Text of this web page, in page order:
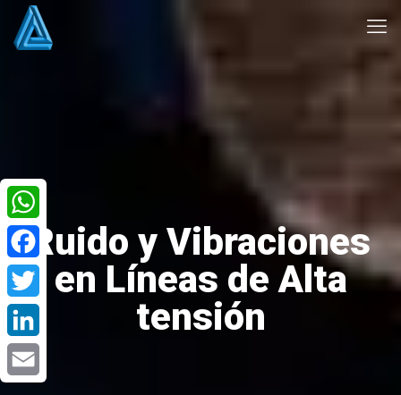
Ruido y Vibraciones
en Líneas de Alta
tensión
WhatsApp
Facebook
Twitter
LinkedIn